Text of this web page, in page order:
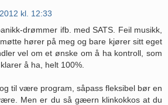
kl. 12:33
drømmer ifb. med SATS. Feil musikk,
hører på meg og bare kjører sitt eget
vel om et ønske om å ha kontroll, som
å ha, helt 100%.
til være program, såpass fleksibel bør en
Men er du så gæern klinkokkos at du